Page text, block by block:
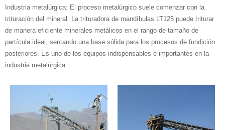
Industria metalúrgica: El proceso metalúrgico suele comenzar con la
trituración del mineral. La trituradora de mandíbulas LT125 puede triturar
de manera eficiente minerales metálicos en el rango de tamaño de
partícula ideal, sentando una base sólida para los procesos de fundición
posteriores. Es uno de los equipos indispensables e importantes en la
industria metalúrgica.